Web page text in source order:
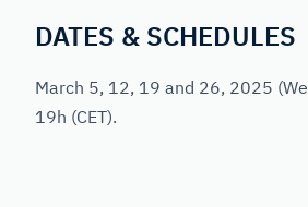
DATES & SCHEDULES
March 5, 12, 19 and 26, 2025
19h (CET).